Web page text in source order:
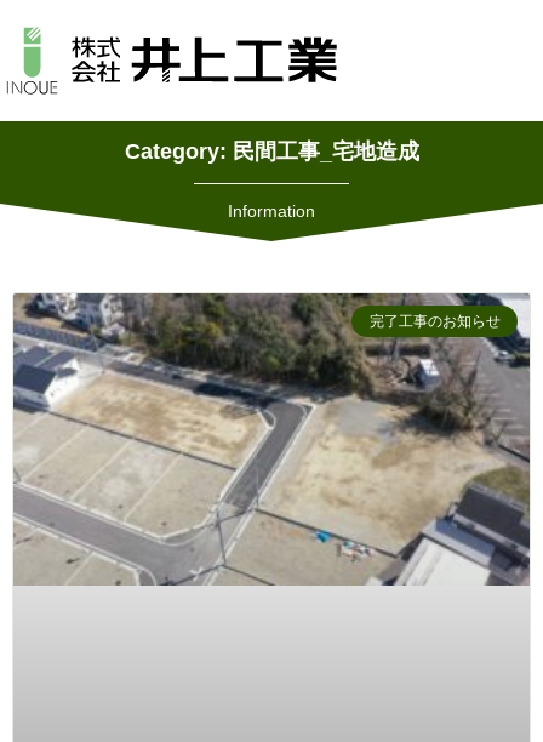
Category: 民間工事_宅地造成
Information
完了工事のお知らせ